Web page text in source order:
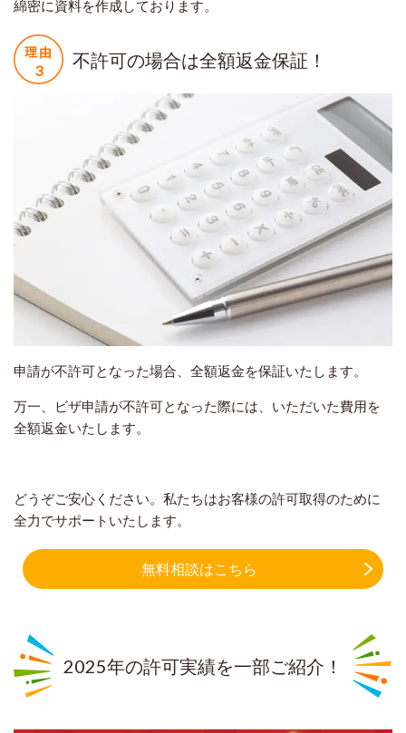
綿密に資料を作成しております。
不許可の場合は全額返金保証！
申請が不許可となった場合、全額返金を保証いたします。
万一、ビザ申請が不許可となった際には、いただいた費用を
全額返金いたします。
どうぞご安心ください。私たちはお客様の許可取得のために
全力でサポートいたします。
無料相談はこちら
2025年の許可実績を一部ご紹介！